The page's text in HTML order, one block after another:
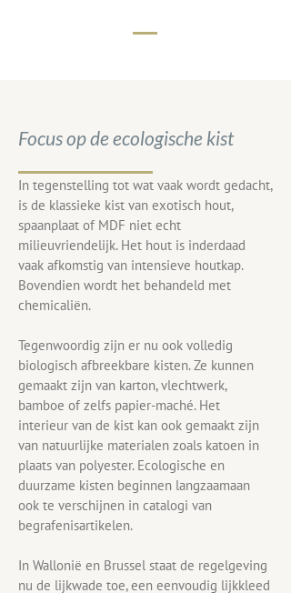
Focus op de ecologische kist
In tegenstelling tot wat vaak wordt gedacht,
is de klassieke kist van exotisch hout,
spaanplaat of MDF niet echt
milieuvriendelijk. Het hout is inderdaad
vaak afkomstig van intensieve houtkap.
Bovendien wordt het behandeld met
chemicaliën.
Tegenwoordig zijn er nu ook volledig
biologisch afbreekbare kisten. Ze kunnen
gemaakt zijn van karton, vlechtwerk,
bamboe of zelfs papier-maché. Het
interieur van de kist kan ook gemaakt zijn
van natuurlijke materialen zoals katoen in
plaats van polyester. Ecologische en
duurzame kisten beginnen langzaamaan
ook te verschijnen in catalogi van
begrafenisartikelen.
In Wallonië en Brussel staat de regelgeving
nu de lijkwade toe, een eenvoudig lijkkleed